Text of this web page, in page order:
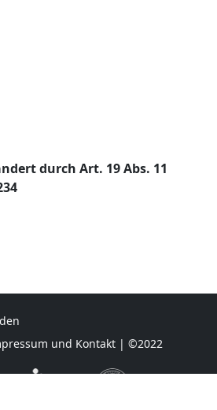
durch Art. 19 Abs. 11
und Kontakt | ©2022